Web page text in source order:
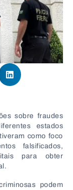
sobre fraudes
estados
como foco
falsificados,
para obter
podem